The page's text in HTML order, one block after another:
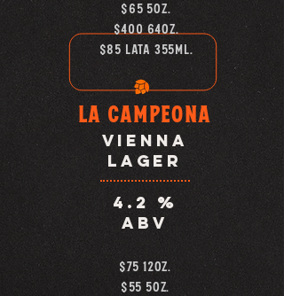
$65 5OZ.
$400 64OZ.
$85 lata 355ml.
LA CAMPEONA
VIENNA
LAGER
4.2 %
abv
$75 12oz.
$55 5OZ.